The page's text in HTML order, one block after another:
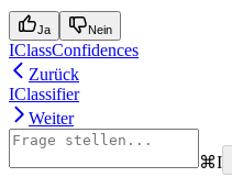
Ja Nein
IClassConfidences
Zurück
IClassifier
Weiter
⌘I